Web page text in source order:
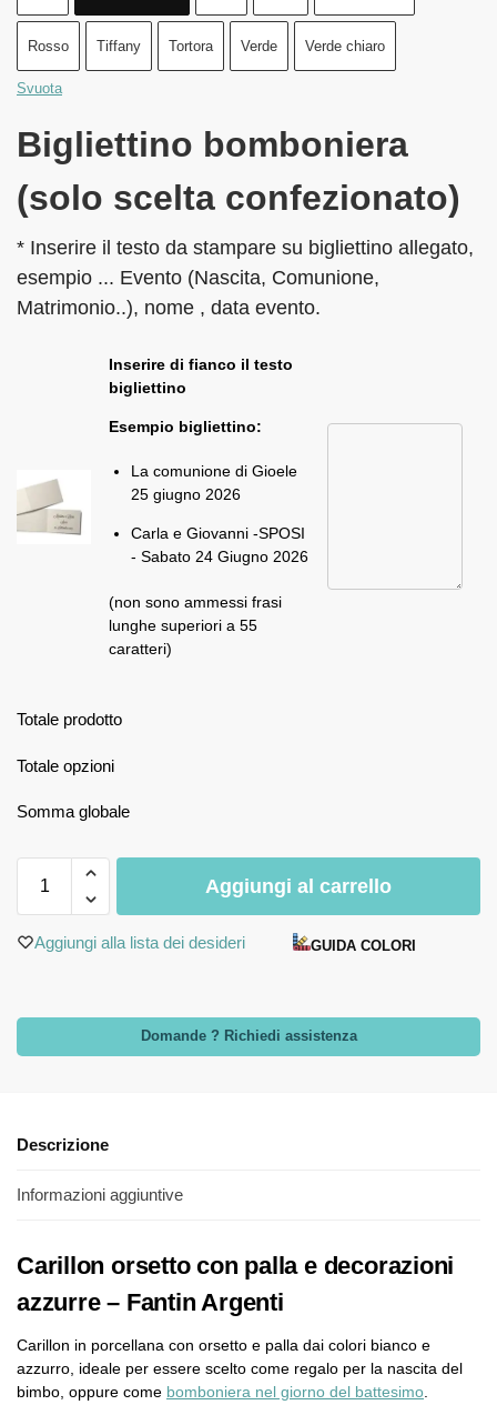
Rosso Tiffany Tortora Verde Verde chiaro
Svuota
Bigliettino bomboniera
(solo scelta confezionato)
* Inserire il testo da stampare su bigliettino allegato,
esempio ... Evento (Nascita, Comunione,
Matrimonio..), nome , data evento.
Inserire di fianco il testo
bigliettino
Esempio bigliettino:
La comunione di Gioele
25 giugno 2026
Carla e Giovanni -SPOSI
- Sabato 24 Giugno 2026
(non sono ammessi frasi
lunghe superiori a 55
caratteri)
Totale prodotto
Totale opzioni
Somma globale
Aggiungi al carrello
Aggiungi alla lista dei desideri GUIDA COLORI
Domande ? Richiedi assistenza
Descrizione
Informazioni aggiuntive
Carillon orsetto con palla e decorazioni
azzurre – Fantin Argenti
Carillon in porcellana con orsetto e palla dai colori bianco e
azzurro, ideale per essere scelto come regalo per la nascita del
bimbo, oppure come bomboniera nel giorno del battesimo